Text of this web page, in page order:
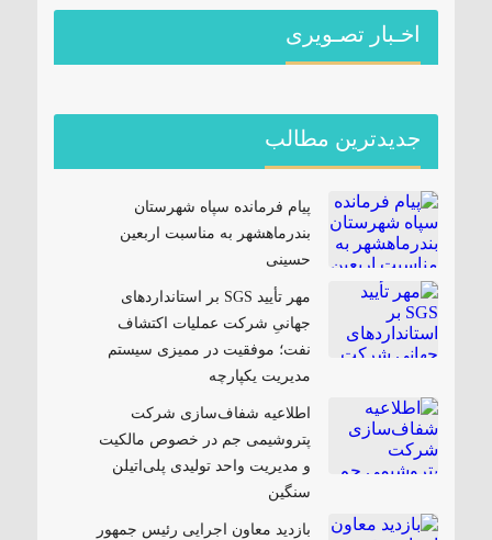
اخـبار تصـویری
جدیدترین مطالب
پیام فرمانده سپاه شهرستان
بندرماهشهر به مناسبت اربعین
حسینی
مهر تأیید SGS بر استانداردهای
جهانیِ شرکت عملیات اکتشاف
نفت؛ موفقیت در ممیزی سیستم
مدیریت یکپارچه
اطلاعیه شفاف‌سازی شرکت
پتروشیمی جم در خصوص مالکیت
و مدیریت واحد تولیدی پلی‌اتیلن
سنگین
بازدید معاون اجرایی رئیس جمهور